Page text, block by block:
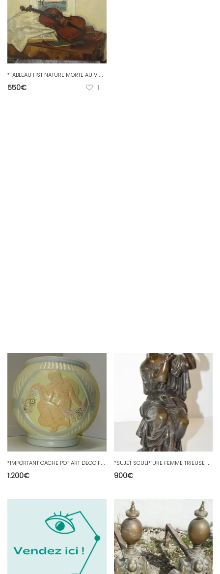
*
TABLEAU HST NATURE MORTE AU VIOLON signée GABRIEL CHARLOPEAU (1889/1967) déco D
550€ 1
*
IMPORTANT CACHE POT ART DECO Faïence Craquelée Femmes Nues ORCHIES LEJAN 1930 D
1.200€
*
SUJET SCULPTURE FEMME TRIEUSE DE PERLES BRONZE SIGNE DUCHOISELLE XIXe SIECLE
900€